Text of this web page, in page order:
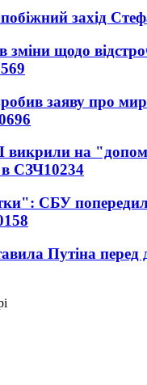
захід
зміни щодо
заяву про
на
в СЗЧ10234
СБУ
Путіна